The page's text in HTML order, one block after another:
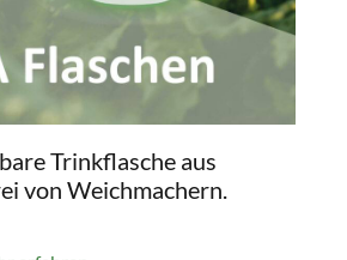
Trinkflasche aus
von Weichmachern.